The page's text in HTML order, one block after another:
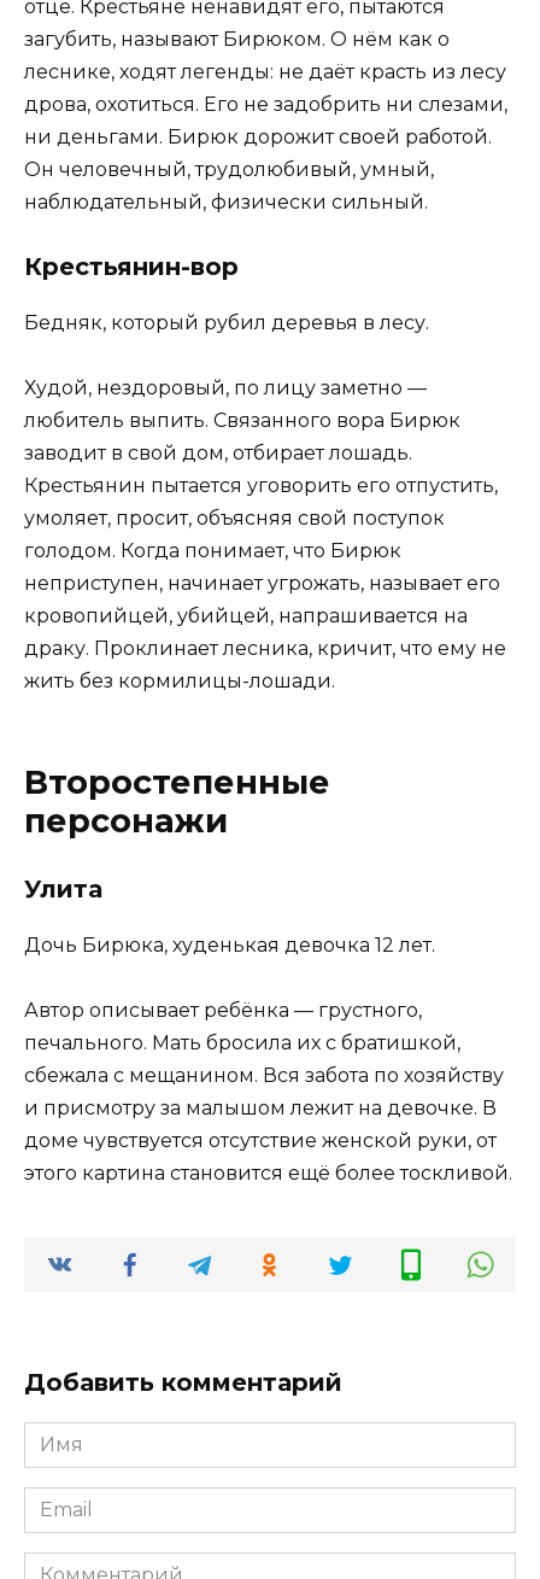
отце. Крестьяне ненавидят его, пытаются
загубить, называют Бирюком. О нём как о
леснике, ходят легенды: не даёт красть из лесу
дрова, охотиться. Его не задобрить ни слезами,
ни деньгами. Бирюк дорожит своей работой.
Он человечный, трудолюбивый, умный,
наблюдательный, физически сильный.
Крестьянин-вор
Бедняк, который рубил деревья в лесу.
Худой, нездоровый, по лицу заметно —
любитель выпить. Связанного вора Бирюк
заводит в свой дом, отбирает лошадь.
Крестьянин пытается уговорить его отпустить,
умоляет, просит, объясняя свой поступок
голодом. Когда понимает, что Бирюк
неприступен, начинает угрожать, называет его
кровопийцей, убийцей, напрашивается на
драку. Проклинает лесника, кричит, что ему не
жить без кормилицы-лошади.
Второстепенные
персонажи
Улита
Дочь Бирюка, худенькая девочка 12 лет.
Автор описывает ребёнка — грустного,
печального. Мать бросила их с братишкой,
сбежала с мещанином. Вся забота по хозяйству
и присмотру за малышом лежит на девочке. В
доме чувствуется отсутствие женской руки, от
этого картина становится ещё более тоскливой.
Добавить комментарий
Имя
*
Email
*
Комментарий